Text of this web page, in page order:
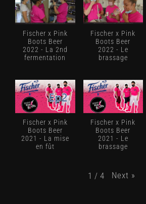
Fischer x Pink
Boots Beer
2022 - La 2nd
fermentation
Fischer x Pink
Boots Beer
2022 - Le
brassage
Fischer x Pink
Boots Beer
2021 - La mise
en fût
Fischer x Pink
Boots Beer
2021 - Le
brassage
1 / 4 Next »